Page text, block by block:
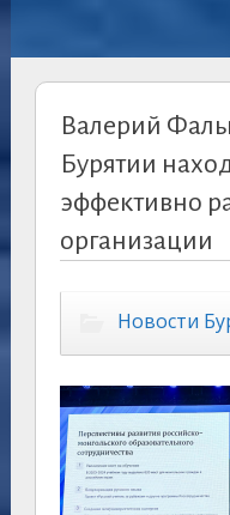
Валерий
Бурятии
эффективно
организации
Новости